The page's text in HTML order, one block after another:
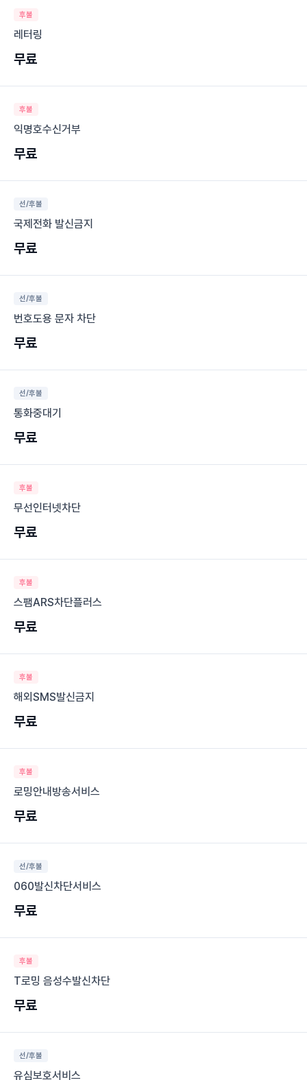
후불
레터링
무료
후불
익명호수신거부
무료
선/후불
국제전화 발신금지
무료
선/후불
번호도용 문자 차단
무료
선/후불
통화중대기
무료
후불
무선인터넷차단
무료
후불
스팸ARS차단플러스
무료
후불
해외SMS발신금지
무료
후불
로밍안내방송서비스
무료
선/후불
060발신차단서비스
무료
후불
T로밍 음성수발신차단
무료
선/후불
유심보호서비스